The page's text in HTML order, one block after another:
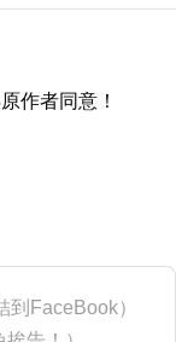
作者同意！
到FaceBook）